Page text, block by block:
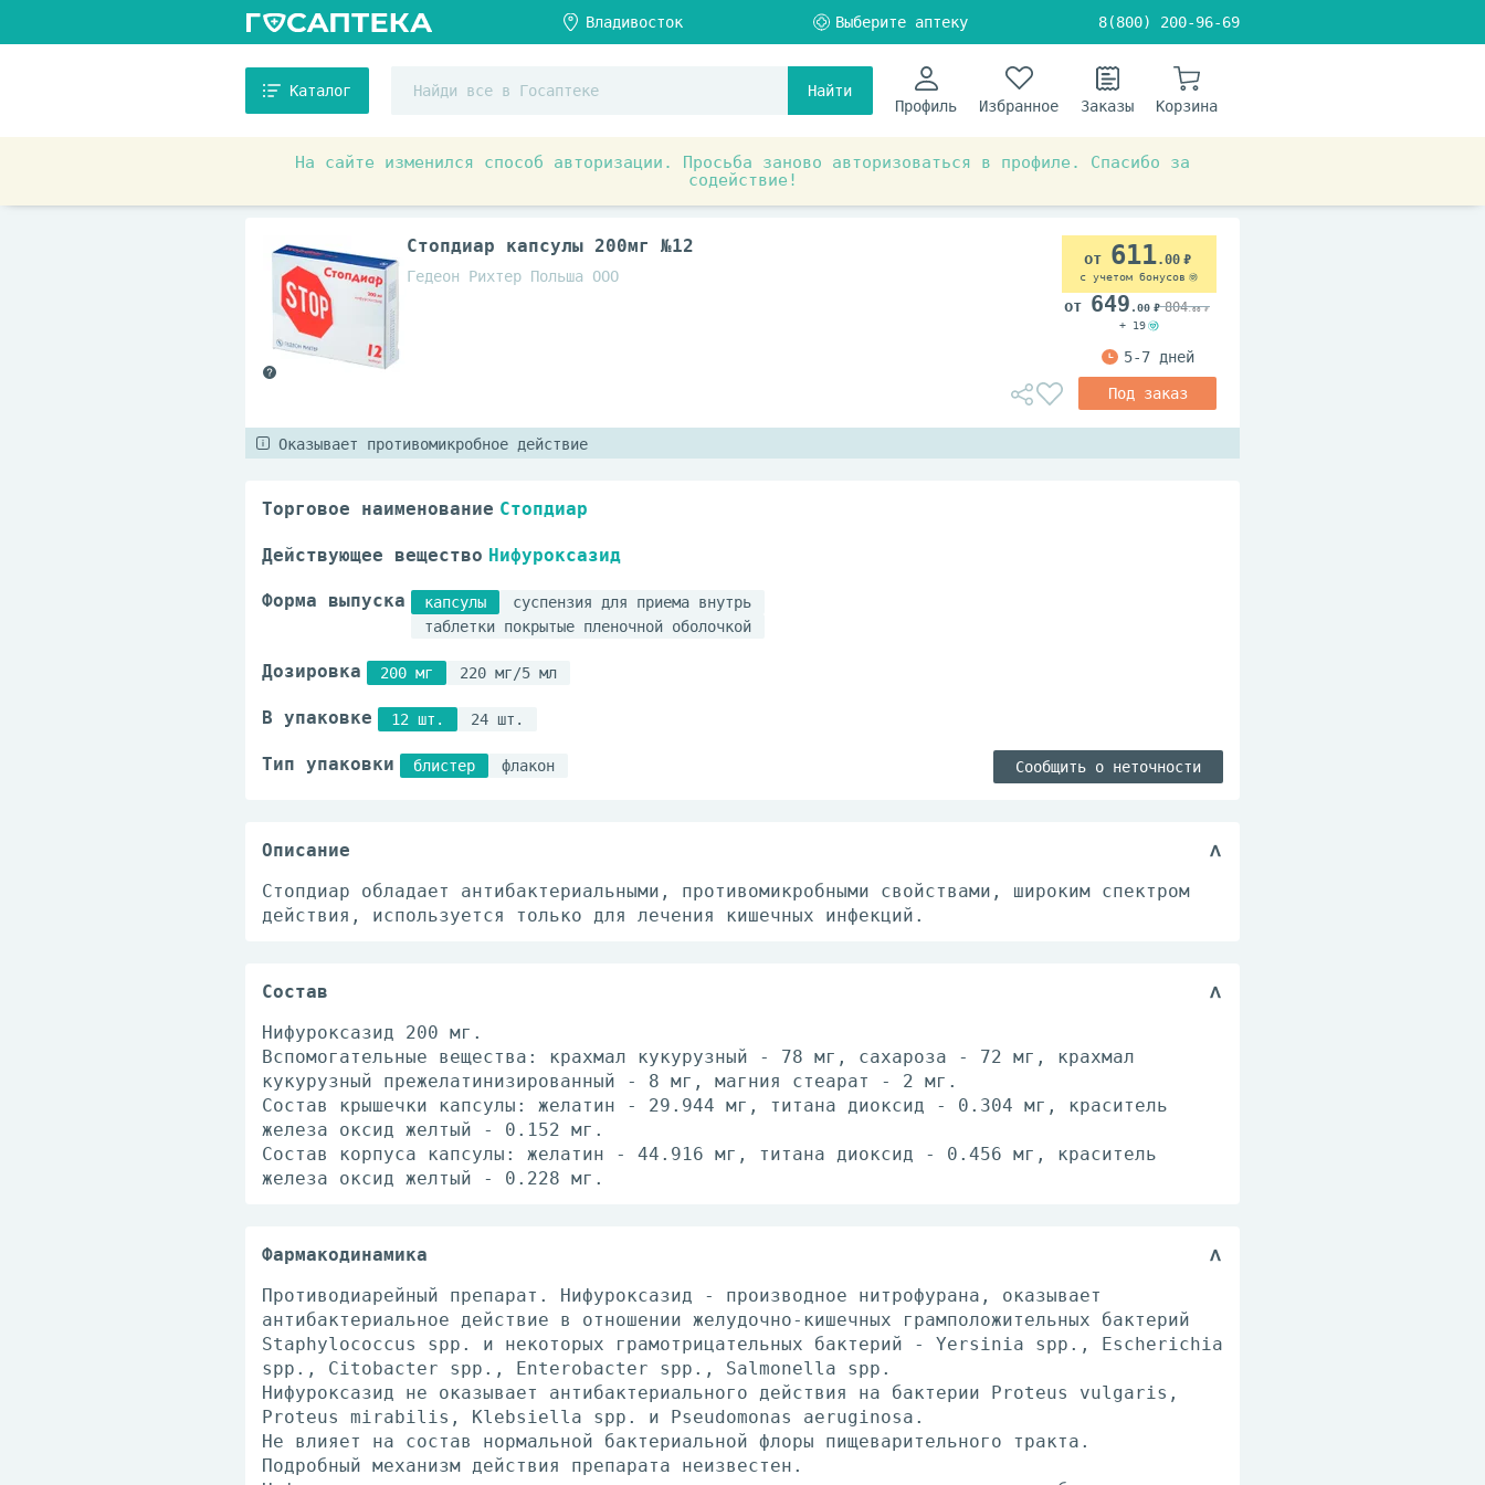
8(800) 200-96-69
Каталог
Найти
Профиль
Избранное Заказы Корзина
На сайте изменился способ авторизации. Просьба заново авторизоваться в профиле. Спасибо за
содействие!
Препараты при заболеваниях органов и систем
Стопдиар капсулы 200мг №12
Гедеон Рихтер Польша ООО
611.00
с учетом бонусов
649 .00 804.00
+ 19
Оказывает противомикробное действие
Торговое наименование Стопдиар
Действующее вещество Нифуроксазид
Форма выпуска капсулы
суспензия для приема внутрь
таблетки покрытые пленочной оболочкой
Дозировка 200 мг 220 мг/5 мл
В упаковке 12 шт. 24 шт.
Тип упаковки блистер флакон Сообщить о неточности
Описание
Стопдиар обладает антибактериальными, противомикробными свойствами, широким спектром
действия, используется только для лечения кишечных инфекций.
Состав
Нифуроксазид 200 мг.
Вспомогательные вещества: крахмал кукурузный - 78 мг, сахароза - 72 мг, крахмал
кукурузный прежелатинизированный - 8 мг, магния стеарат - 2 мг.
Состав крышечки капсулы: желатин - 29.944 мг, титана диоксид - 0.304 мг, краситель
железа оксид желтый - 0.152 мг.
Состав корпуса капсулы: желатин - 44.916 мг, титана диоксид - 0.456 мг, краситель
железа оксид желтый - 0.228 мг.
Фармакодинамика
Противодиарейный препарат. Нифуроксазид - производное нитрофурана, оказывает
антибактериальное действие в отношении желудочно-кишечных грамположительных бактерий
Staphylococcus spp. и некоторых грамотрицательных бактерий - Yersinia spp., Escherichia
spp., Citobacter spp., Enterobacter spp., Salmonella spp.
Нифуроксазид не оказывает антибактериального действия на бактерии Proteus vulgaris,
Proteus mirabilis, Klebsiella spp. и Pseudomonas aeruginosa.
He влияет на состав нормальной бактериальной флоры пищеварительного тракта.
Подробный механизм действия препарата неизвестен.